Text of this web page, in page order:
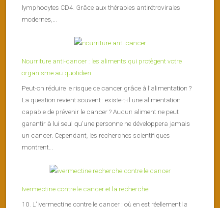
lymphocytes CD4. Grâce aux thérapies antirétrovirales
modernes,...
Nourriture anti-cancer : les aliments qui protègent votre
organisme au quotidien
Peut-on réduire le risque de cancer grâce à l’alimentation ?
La question revient souvent : existe-t-il une alimentation
capable de prévenir le cancer ? Aucun aliment ne peut
garantir à lui seul qu’une personne ne développera jamais
un cancer. Cependant, les recherches scientifiques
montrent...
Ivermectine contre le cancer et la recherche
10. L’ivermectine contre le cancer : où en est réellement la